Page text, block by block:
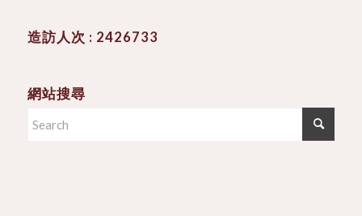
造訪人次 : 2426733
網站搜尋